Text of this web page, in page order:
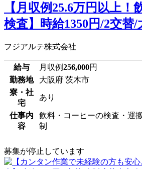
【月収例25.6万円以上！
検査】時給1350円/2交替/
フジアルテ株式会社
給与 月収例256,000円
勤務地
大阪府 茨木市
寮・社
宅
あり
仕事内
容
飲料・コーヒーの検査・運
制
募集が停止しています